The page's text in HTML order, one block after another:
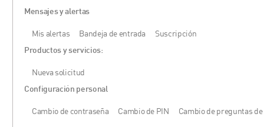
Mensajes y alertas
Mis alertas Bandeja de entrada Suscripción
Productos y servicios:
Nueva solicitud
Configuración personal
Cambio de contraseña Cambio de PIN Cambio de preguntas